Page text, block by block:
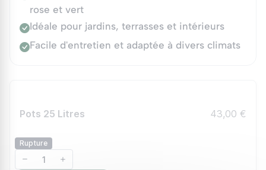
rose et vert
Idéale pour jardins, terrasses et intérieurs
Facile d'entretien et adaptée à divers climats
Pots 25 Litres 43,00 €
Rupture